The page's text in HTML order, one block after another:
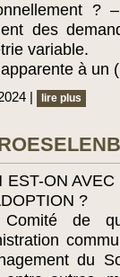
?
des
variable.
à un
| lire plus
EST-ON
?
Comité de
du